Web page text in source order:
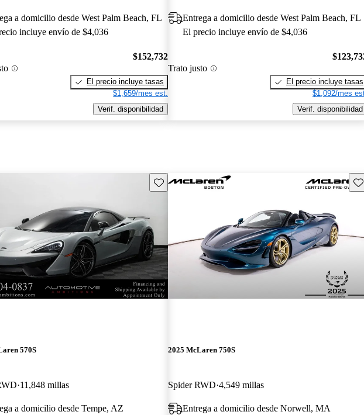
a domicilio desde West Palm Beach, FL
incluye envío de $4,036
$152,732
El precio incluye tasas
$1,659/mes est.
Verif. disponibilidad
Entrega a domicilio desde West Palm Beach, FL
El precio incluye envío de $4,036
Trato justo
El precio incluye tasas
$1,092/mes
Verif. disponibilidad
Guarda este Aviso
570S
11,848 millas
a domicilio desde Tempe, AZ
2025 McLaren 750S
Spider RWD 4,549 millas
Entrega a domicilio desde Norwell, MA